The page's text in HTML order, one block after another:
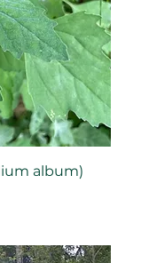
album)